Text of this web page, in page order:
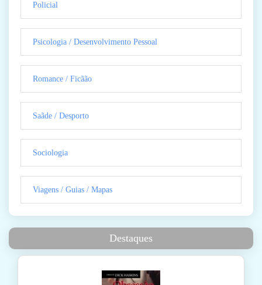
Policial
Psicologia / Desenvolvimento Pessoal
Romance / Ficãão
Saãde / Desporto
Sociologia
Viagens / Guias / Mapas
Destaques